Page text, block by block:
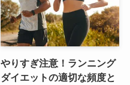
やりすぎ注意！ランニング
ダイエットの適切な頻度と